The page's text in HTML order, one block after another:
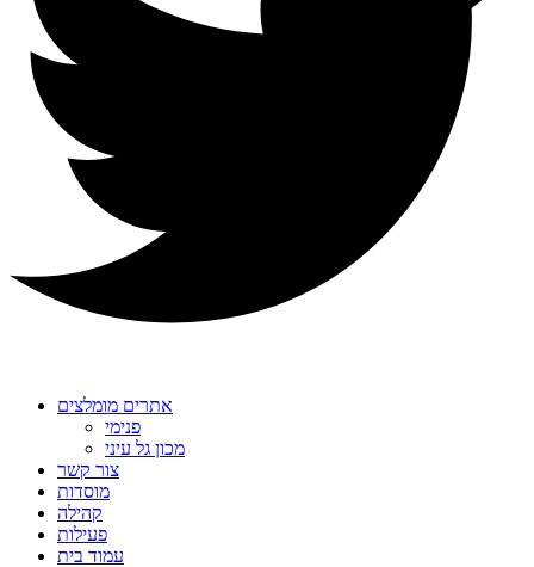
אתרים מומלצים
פנימי
מכון גל עיני
צור קשר
מוסדות
קהילה
פעילות
עמוד בית